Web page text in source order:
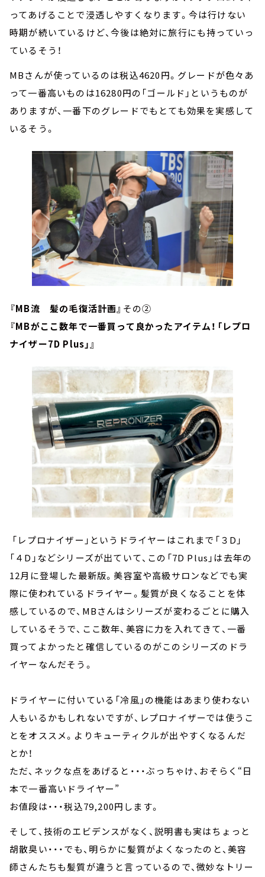
ってあげることで浸透しやすくなります。今は行けない
時期が続いているけど、今後は絶対に旅行にも持っていっ
ているそう！
MBさんが使っているのは税込4620円。グレードが色々あ
って一番高いものは16280円の「ゴールド」というものが
ありますが、一番下のグレードでもとても効果を実感して
いるそう。
『MB流 髪の毛復活計画』 その②
『MBがここ数年で一番買って良かったアイテム！「レプロ
ナイザー7D Plus」』
「レプロナイザー」というドライヤーはこれまで「３D」
「４D」などシリーズが出ていて、この「7D Plus」は去年の
12月に登場した最新版。美容室や高級サロンなどでも実
際に使われているドライヤー。髪質が良くなることを体
感しているので、MBさんはシリーズが変わるごとに購入
しているそうで、ここ数年、美容に力を入れてきて、一番
買ってよかったと確信しているのがこのシリーズのドラ
イヤーなんだそう。
ドライヤーに付いている「冷風」の機能はあまり使わない
人もいるかもしれないですが、レプロナイザーでは使うこ
とをオススメ。よりキューティクルが出やすくなるんだ
とか！
ただ、ネックな点をあげると・・・ぶっちゃけ、おそらく“日
本で一番高いドライヤー”
お値段は・・・税込79,200円します。
そして、技術のエビデンスがなく、説明書も実はちょっと
胡散臭い・・・でも、明らかに髪質がよくなったのと、美容
師さんたちも髪質が違うと言っているので、微妙なトリー